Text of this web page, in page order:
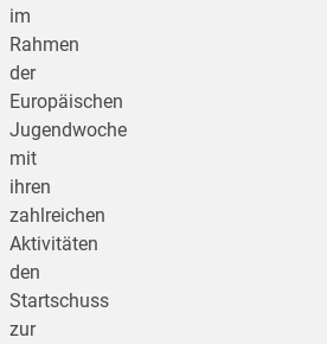
im
Rahmen
der
Europäischen
Jugendwoche
mit
ihren
zahlreichen
Aktivitäten
den
Startschuss
zur